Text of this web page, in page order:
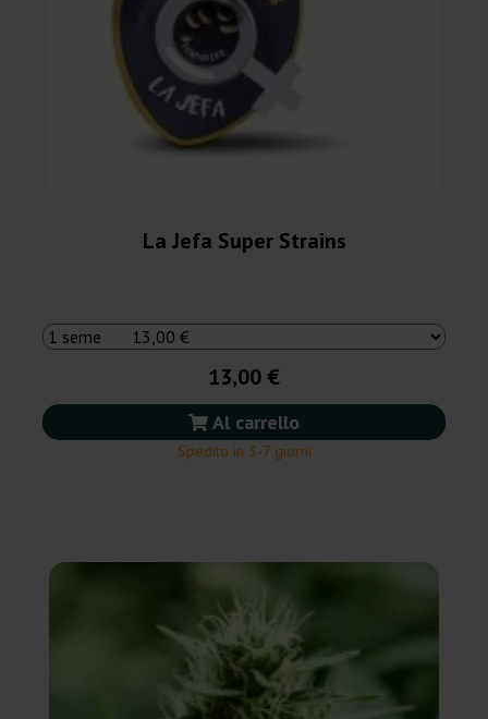
La Jefa Super Strains
13,00 €
Al carrello
Spedito in 3-7 giorni